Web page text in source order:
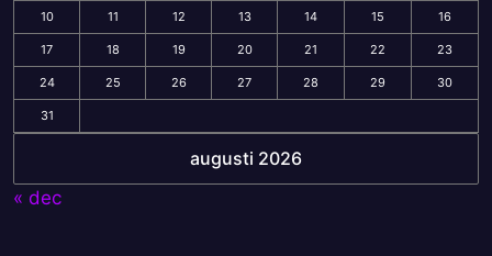
augusti 2026
10 11 12 13 14 15 16
17 18 19 20 21 22 23
24 25 26 27 28 29 30
31
« dec